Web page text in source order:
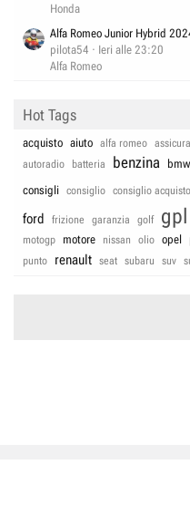
Honda
Alfa Romeo Junior Hybrid
pilota54
Ieri alle 23:20
Alfa Romeo
Hot Tags
acquisto aiuto alfa romeo
autoradio
batteria benzina bmw
consigli consiglio consiglio
ford frizione garanzia golf gpl
motogp
motore nissan olio opel
punto
renault seat subaru suv